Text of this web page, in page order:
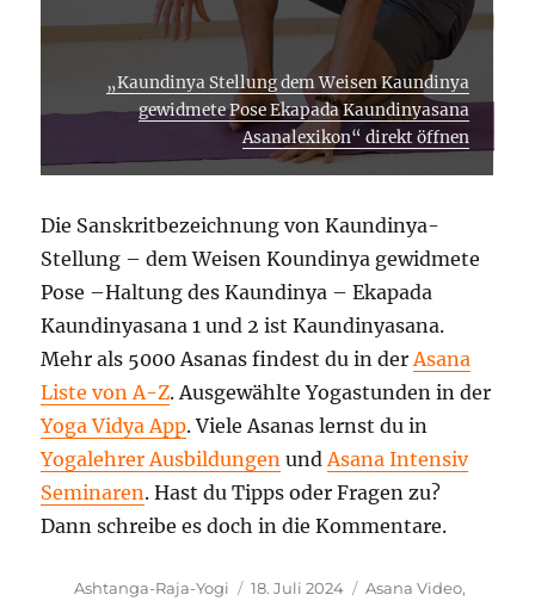
„Kaundinya Stellung dem Weisen Kaundinya
gewidmete Pose Ekapada Kaundinyasana
Asanalexikon“ direkt öffnen
Die Sanskritbezeichnung von Kaundinya-
Stellung – dem Weisen Koundinya gewidmete
Pose –Haltung des Kaundinya – Ekapada
Kaundinyasana 1 und 2 ist Kaundinyasana.
Mehr als 5000 Asanas findest du in derAsana
Liste von A-Z. Ausgewählte Yogastunden in der
Yoga Vidya App. Viele Asanas lernst du in
Yogalehrer Ausbildungen undAsana Intensiv
Seminaren. Hast du Tipps oder Fragen zu?
Dann schreibe es doch in die Kommentare.
Autor
Ashtanga-Raja-Yogi
Veröffentlicht
18. Juli 2024 Kategorien
Asana Video,